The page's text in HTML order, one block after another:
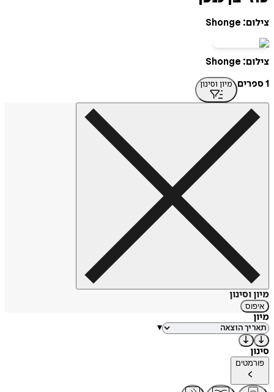
צילום: Shonge
צילום: Shonge
1 ספרים
מיון וסינון
מיון וסינון
איפוס
מיון
▾
סינון
פורמטים